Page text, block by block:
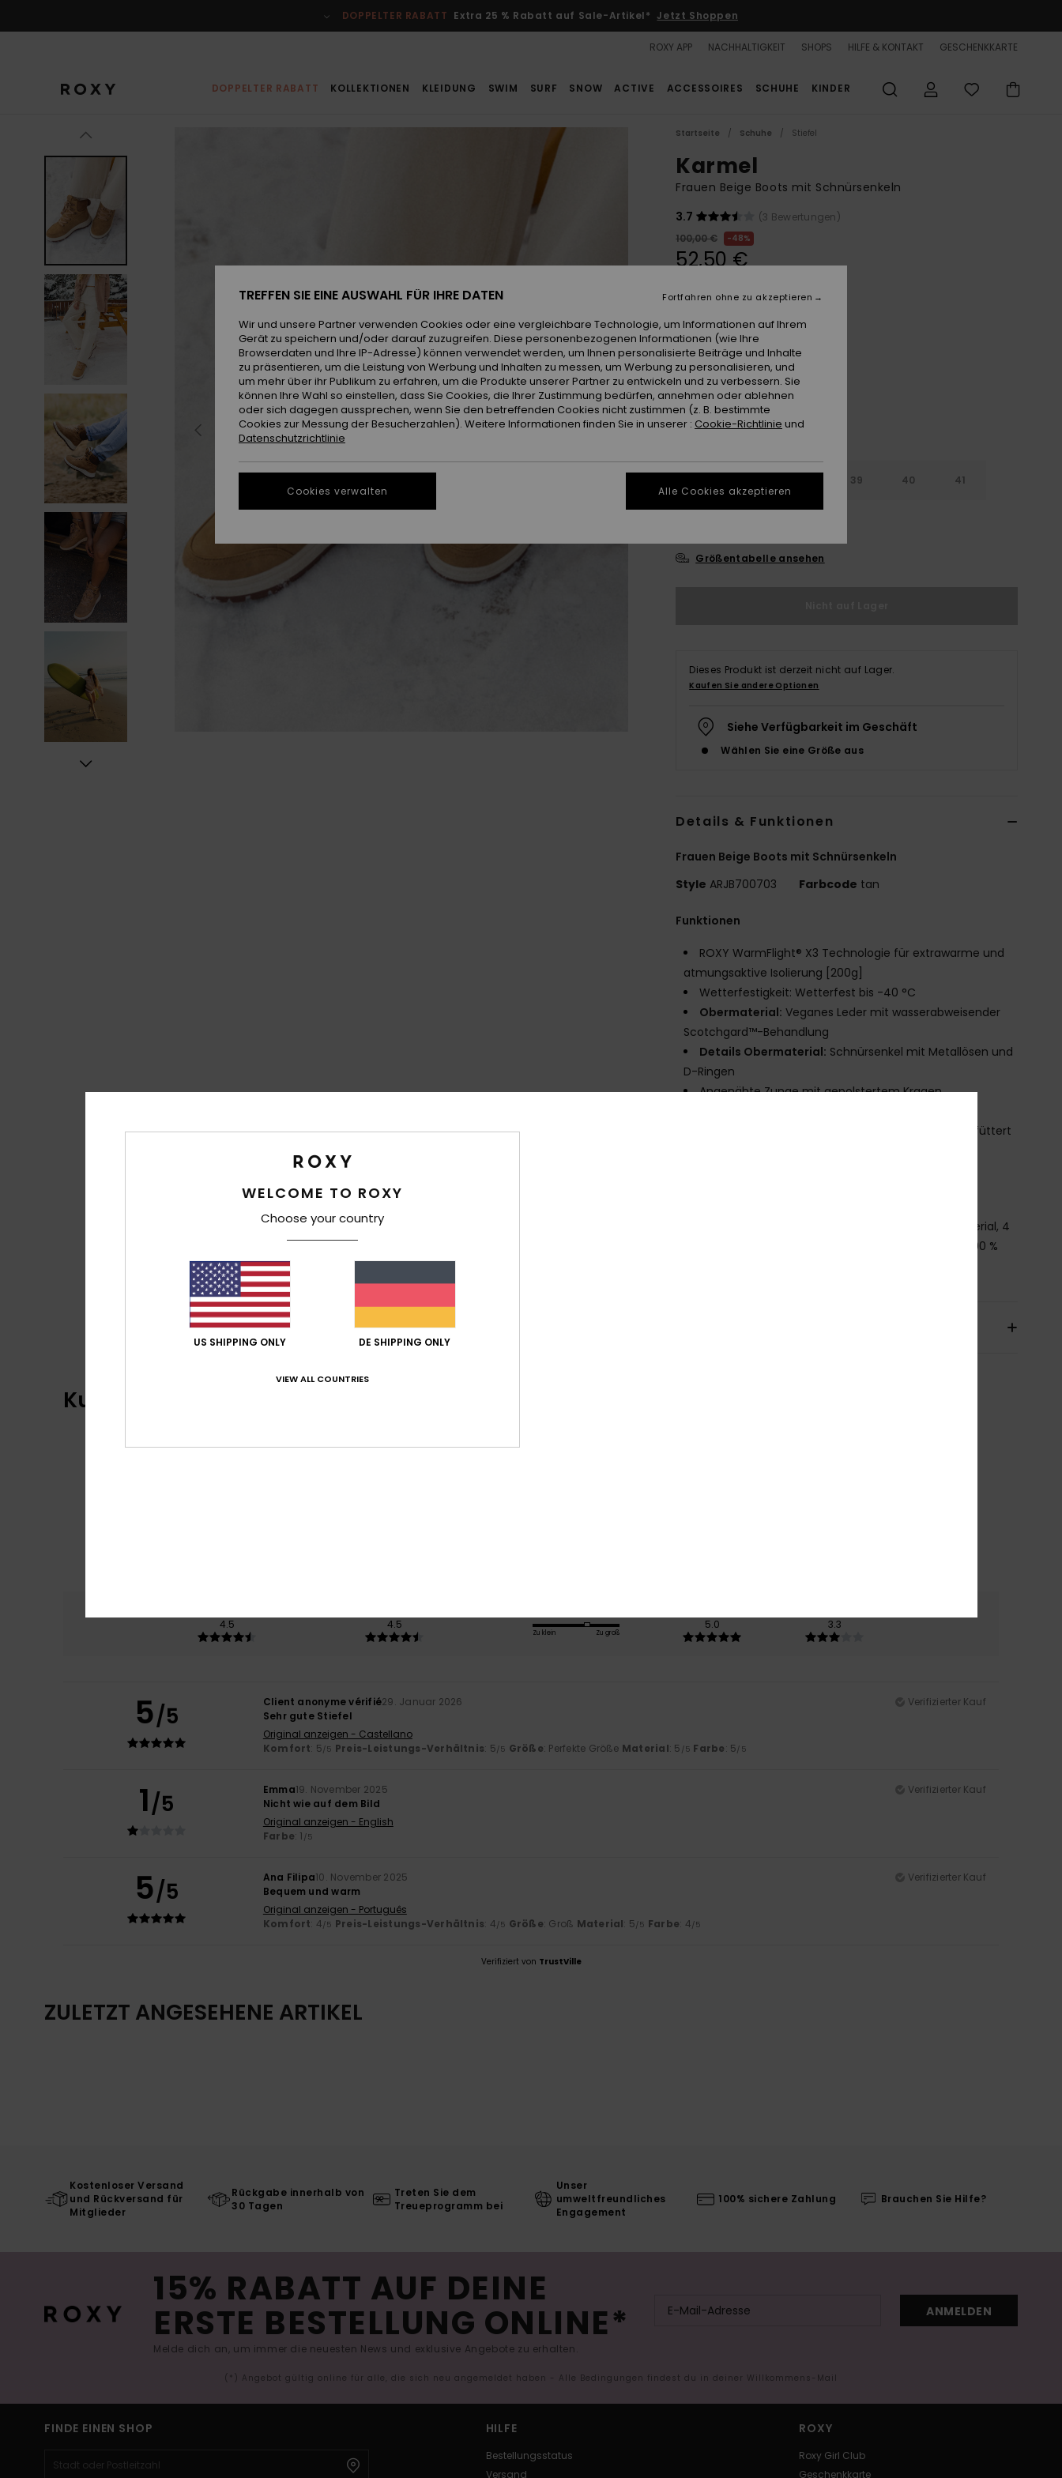
DOPPELTER RABATT Extra 25 % Rabatt auf Sale-Artikel* Jetzt Shoppen
ROXY APP NACHHALTIGKEIT SHOPS HILFE & KONTAKT GESCHENKKARTE
DOPPELTER RABATT KOLLEKTIONEN KLEIDUNG SWIM SURF SNOW ACTIVE ACCESSOIRES SCHUHE KINDER
Startseite Schuhe Stiefel
Karmel
Frauen Beige Boots mit Schnürsenkeln
3.7
(3 Bewertungen)
100,00 €
48%
52,50 €
DOPPELTER RABATT 25% EXTRA
FarbeTan
39 40 41
Größentabelle ansehen
Dieses Produkt ist derzeit nicht auf Lager.
Kaufen Sie andere Optionen
Siehe Verfügbarkeit im Geschäft
Wählen Sie eine Größe aus
Details & Funktionen
Frauen Beige Boots mit Schnürsenkeln
Style ARJB700703 Farbcode tan
Funktionen
ROXY WarmFlight® X3 Technologie für extrawarme und
atmungsaktive Isolierung [200g]
Wetterfestigkeit: Wetterfest bis -40 °C
Obermaterial: Veganes Leder mit wasserabweisender
Scotchgard™-Behandlung
Details Obermaterial: Schnürsenkel mit Metallösen und
D-Ringen
Angenähte Zunge mit gepolstertem Kragen
Schaft und Fußbett mit Kunstfell gefüttert
Obermaterial: 95 % Synthetikmaterial, 4
% Metall, 1 % Textil / Futter: 100 % Textil / Außensohle: 100 %
Kundenbewertungen
4.5
4.5
Zu klein Zu groß
5.0
3.3
5/5 Client anonyme vérifié29. Januar 2026
Verifizierter Kauf
Sehr gute Stiefel
Original anzeigen - Castellano
Komfort: 5/5 Preis-Leistungs-Verhältnis: 5/5 Größe: Perfekte Größe Material: 5 /5 Farbe: 5/5
1/5 Emma19. November 2025
Verifizierter Kauf
Nicht wie auf dem Bild
Original anzeigen - English
Farbe: 1 /5
5/5 Ana Filipa10. November 2025
Verifizierter Kauf
Bequem und warm
Original anzeigen - Português
Komfort: 4/5 Preis-Leistungs-Verhältnis: 4/5 Größe: Groß Material: 5/5 Farbe: 4/5
Verifiziert von TrustVille
ZULETZT ANGESEHENE ARTIKEL
Kostenloser Versand
und Rückversand für
Mitglieder
Rückgabe innerhalb von
30 Tagen
Treten Sie dem
Treueprogramm bei
Unser
umweltfreundliches
Engagement
100% sichere Zahlung Brauchen Sie Hilfe?
15% RABATT AUF DEINE
ERSTE BESTELLUNG ONLINE*
Melde dich an, um immer die neuesten News und exklusive Angebote zu erhalten.
ANMELDEN
(*) Angebot gültig online für alle, die sich neu angemeldet haben - Alle Bedingungen findest du in deiner Willkommens-Mail
FINDE EINEN SHOP HILFE
Bestellungsstatus
Versand
ROXY
Roxy Girl Club
Geschenkkarte
WELCOME TO ROXY
Choose your country
US SHIPPING ONLY DE SHIPPING ONLY
VIEW ALL COUNTRIES
TREFFEN SIE EINE AUSWAHL FÜR IHRE DATEN
Wir und unsere Partner verwenden Cookies oder eine vergleichbare Technologie, um Informationen auf Ihrem
Gerät zu speichern und/oder darauf zuzugreifen. Diese personenbezogenen Informationen (wie Ihre
Browserdaten und Ihre IP-Adresse) können verwendet werden, um Ihnen personalisierte Beiträge und Inhalte
zu präsentieren, um die Leistung von Werbung und Inhalten zu messen, um Werbung zu personalisieren, und
um mehr über ihr Publikum zu erfahren, um die Produkte unserer Partner zu entwickeln und zu verbessern. Sie
können Ihre Wahl so einstellen, dass Sie Cookies, die Ihrer Zustimmung bedürfen, annehmen oder ablehnen
oder sich dagegen aussprechen, wenn Sie den betreffenden Cookies nicht zustimmen (z. B. bestimmte
Cookies zur Messung der Besucherzahlen). Weitere Informationen finden Sie in unserer : Cookie-Richtlinie und
Datenschutzrichtlinie
Cookies verwalten
Fortfahren ohne zu akzeptieren
Alle Cookies akzeptieren